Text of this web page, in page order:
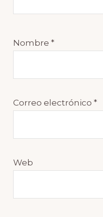
Nombre *
Correo electrónico *
Web